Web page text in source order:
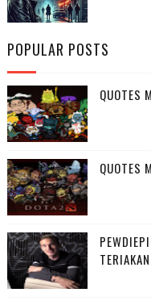
POPULAR POSTS
QUOTES
QUOTES